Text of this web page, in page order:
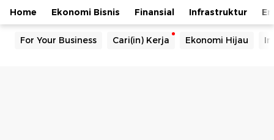
Home Ekonomi Bisnis Finansial Infrastruktur
For Your Business Cari(in) Kerja Ekonomi Hijau